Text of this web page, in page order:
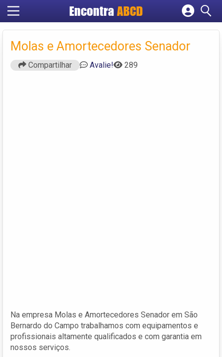
EncontraABCD
Cadastrar empresa
Criar conta
Molas e Amortecedores Senador
Compartilhar Avalie! 289
Na empresa Molas e Amortecedores Senador em São
Bernardo do Campo trabalhamos com equipamentos e
profissionais altamente qualificados e com garantia em
nossos serviços.